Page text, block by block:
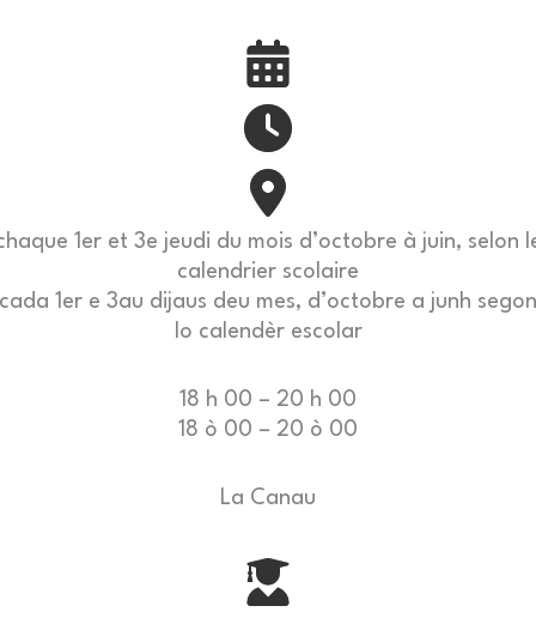
1er et 3e jeudi du mois d’octobre à juin, selon
calendrier scolaire
cada 1er e 3au dijaus deu mes, d’octobre a junh segon
lo calendèr escolar
18 h 00 – 20 h 00
18 ò 00 – 20 ò 00
La Canau